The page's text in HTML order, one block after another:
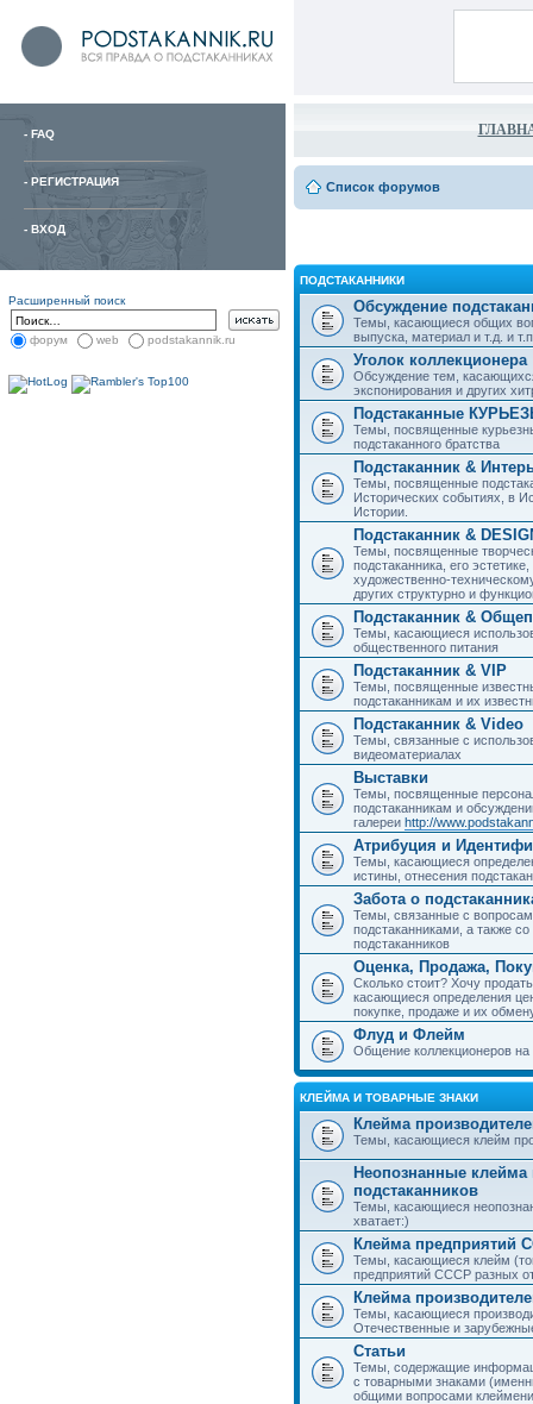
- FAQ
- РЕГИСТРАЦИЯ
- ВХОД
Расширенный поиск
форум web podstakannik.ru
Список форумов
ПОДСТАКАННИКИ
Обсуждение
Темы, касающиеся общих
выпуска, материал и т.д. и
Уголок коллекционера
Обсуждение тем,
экспонирования и других
Подстаканные
Темы, посвященные
подстаканного братства
Подстаканник &
Темы, посвященные
Исторических событиях, в
Истории.
Подстаканник &
Темы, посвященные
подстаканника, его
художественно-
других структурно и
Подстаканник &
Темы, касающиеся
общественного питания
Подстаканник & VIP
Темы, посвященные
подстаканникам и их
Подстаканник & Video
Темы, связанные с
видеоматериалах
Выставки
Темы, посвященные
подстаканникам и
галереи http://
Атрибуция и
Темы, касающиеся
истины, отнесения
Забота о
Темы, связанные с
подстаканниками, а также
подстаканников
Оценка, Продажа,
Сколько стоит? Хочу
касающиеся определения
покупке, продаже и их
Флуд и Флейм
Общение коллекционеров
КЛЕЙМА И ТОВАРНЫЕ ЗНАКИ
Клейма
Темы, касающиеся клейм
Неопознанные клейма
подстаканников
Темы, касающиеся
хватает:)
Клейма предприятий
Темы, касающиеся клейм
предприятий СССР разных
Клейма
Темы, касающиеся
Отечественные и
Статьи
Темы, содержащие
с товарными знаками
общими вопросами